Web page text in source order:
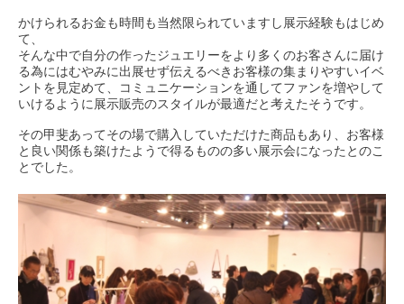
かけられるお金も時間も当然限られていますし展示経験もはじめ
て、
そんな中で自分の作ったジュエリーをより多くのお客さんに届け
る為にはむやみに出展せず伝えるべきお客様の集まりやすいイベ
ントを見定めて、コミュニケーションを通してファンを増やして
いけるように展示販売のスタイルが最適だと考えたそうです。
その甲斐あってその場で購入していただけた商品もあり、お客様
と良い関係も築けたようで得るものの多い展示会になったとのこ
とでした。